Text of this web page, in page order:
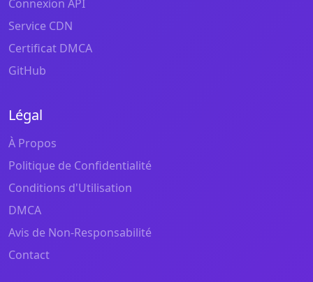
Connexion API
Service CDN
Certificat DMCA
GitHub
Légal
À Propos
Politique de Confidentialité
Conditions d'Utilisation
DMCA
Avis de Non-Responsabilité
Contact